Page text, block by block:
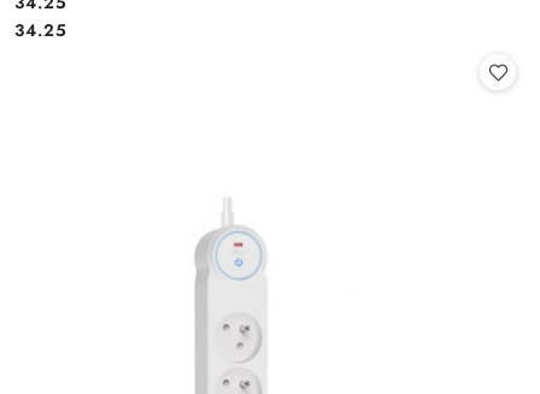
Cena:
34.25